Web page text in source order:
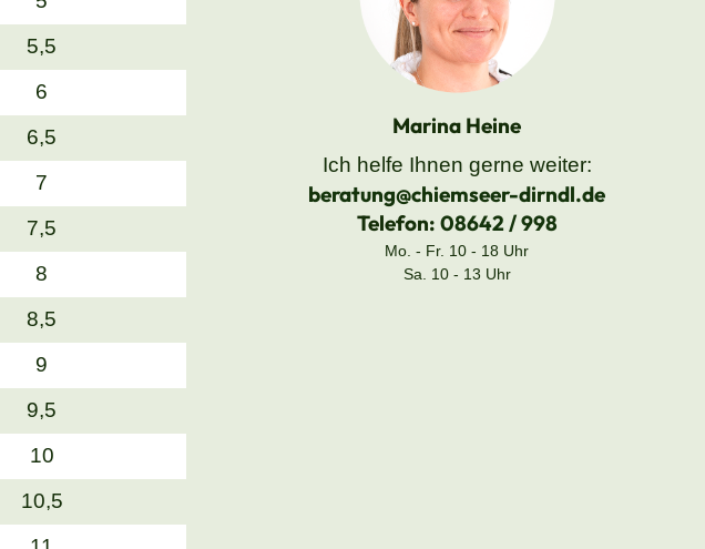
5,5
6
6,5
7
7,5
8
8,5
9
9,5
10
10,5
Marina Heine
Ich helfe Ihnen gerne weiter:
beratung@chiemseer-dirndl.de
Telefon: 08642 / 998
Mo. - Fr. 10 - 18 Uhr
Sa. 10 - 13 Uhr